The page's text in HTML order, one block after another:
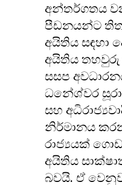
අන්තර්ගතය
පීඩනයන්ට තිත
අයිතිය සඳහා
අයිතිය තහවුරු
සසප
ධනේශ්වර
සහ
නිර්මානය
රාජ්‍යයක්
අයිතිය
බවයි. ඒ